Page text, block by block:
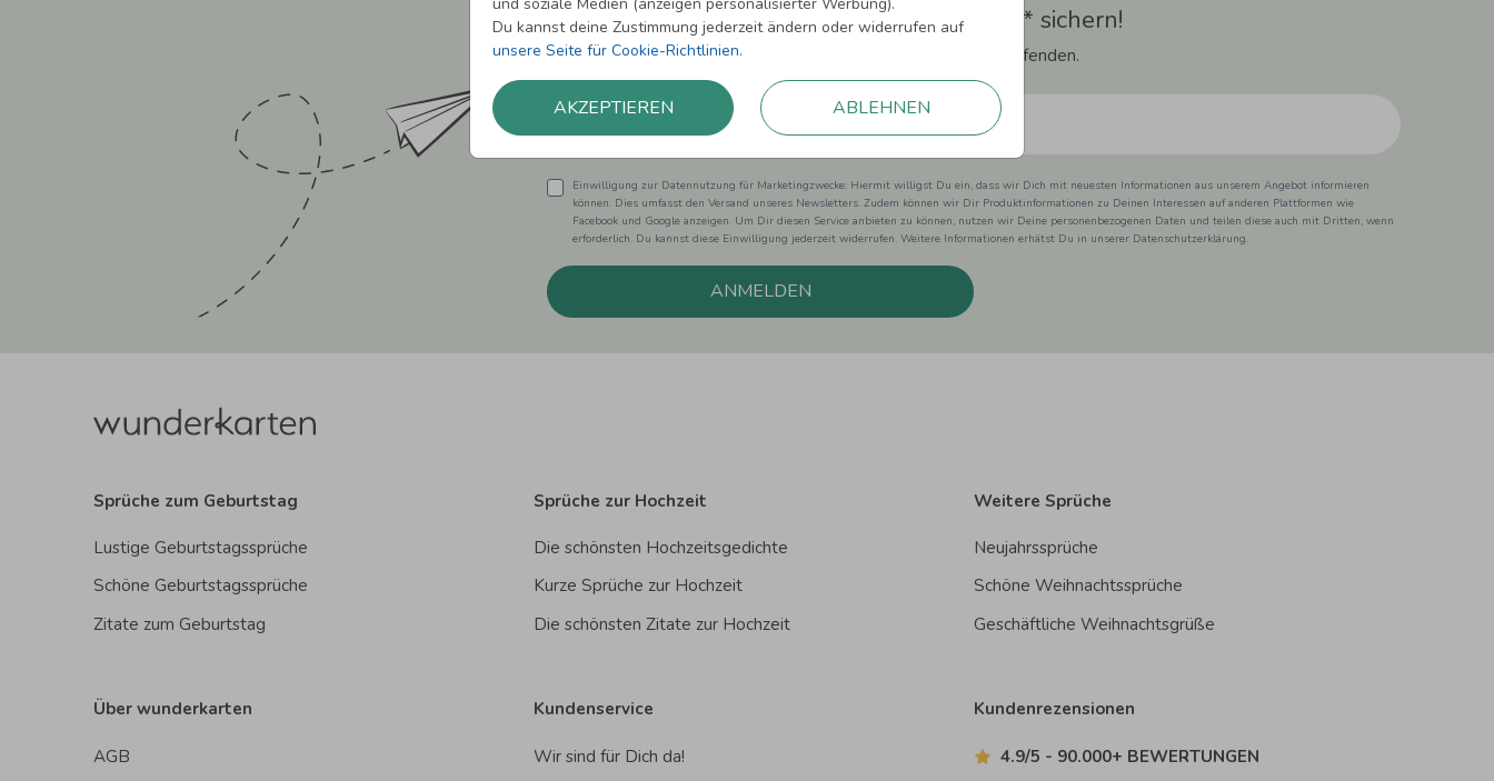
Du kannst deine Zustimmung jederzeit ändern oder widerrufen auf
unsere Seite für Cookie-Richtlinien.
AKZEPTIEREN ABLEHNEN
Newsletter abonnieren und 5,00 € Rabatt** sichern!
Melde Dich zu unserem Newsletter an und bleibe auf dem Laufenden.
Einwilligung zur Datennutzung für Marketingzwecke: Hiermit willigst Du ein, dass wir Dich mit neuesten Informationen aus unserem Angebot informieren
können. Dies umfasst den Versand unseres Newsletters. Zudem können wir Dir Produktinformationen zu Deinen Interessen auf anderen Plattformen wie
Facebook und Google anzeigen. Um Dir diesen Service anbieten zu können, nutzen wir Deine personenbezogenen Daten und teilen diese auch mit Dritten, wenn
erforderlich. Du kannst diese Einwilligung jederzeit widerrufen. Weitere Informationen erhätst Du in unserer Datenschutzerklärung.
ANMELDEN
Sprüche zum Geburtstag
Lustige Geburtstagssprüche
Schöne Geburtstagssprüche
Zitate zum Geburtstag
Sprüche zur Hochzeit
Die schönsten Hochzeitsgedichte
Kurze Sprüche zur Hochzeit
Die schönsten Zitate zur Hochzeit
Weitere Sprüche
Neujahrssprüche
Schöne Weihnachtssprüche
Geschäftliche Weihnachtsgrüße
Über wunderkarten
AGB
Kundenservice
Wir sind für Dich da!
Kundenrezensionen
4.9/5 - 90.000+ BEWERTUNGEN